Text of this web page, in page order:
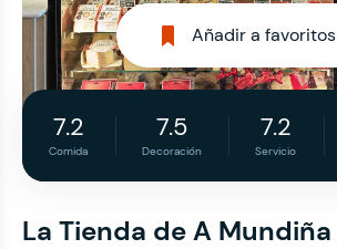
Añadir a favoritos
7.2
Comida
7.5
Decoración
7.2
Servicio
La Tienda de A Mundiña